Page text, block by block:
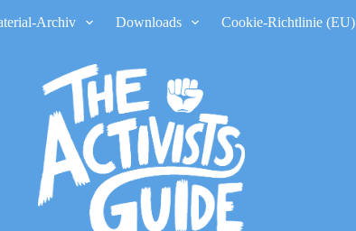
Archiv Downloads Cookie-Richtlinie (EU)